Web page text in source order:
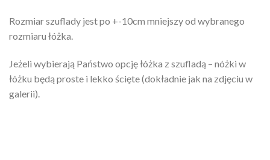
Rozmiar szuflady jest po +-10cm mniejszy od wybranego
rozmiaru łóżka.
Jeżeli wybierają Państwo opcję łóżka z szufladą – nóżki w
łóżku będą proste i lekko ścięte (dokładnie jak na zdjęciu w
galerii).